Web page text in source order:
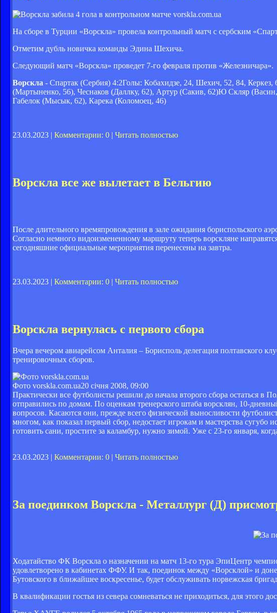
vorskla.com.ua
На сборе в Турции «Ворскла» провела контрольный матч с сербским
Отметим дубль новичка команды Эдина Шехича.
Следующий матч «Ворскла» проведет 7-го февраля против «Железничара».
Ворскла - Спартак (Сербия) 4:2Голы: Кобахидзе, 24, Шехич, 52, 84, Керкез,
(Мартыненко, 56), Чеснаков (Даллку, 62), Артур (Сакив, 62)Ю Скляр
Габелок (Мысык, 62), Карека (Коломоец, 46)
23.03.2023 | Комментарии: 0 | Читать полностью
Ворскла все же вылетает в Бельгию
После длительного времяпровождения в зале ожидания бориспольского
Согласно немного видоизмененному маршруту теперь ворскляне
сегодняшние официальные мероприятия перенесены на завтра.
23.03.2023 | Комментарии: 0 | Читать полностью
Ворскла вернулась с первого сбора
Вчера вечером авиарейсом Анталия – Борисполь делегация полтавского
тренировочных сборов.
Фото vorskla.com.ua20 січня 2008, 09:00
Практически все футболисты решили до начала второго сбора остаться
отправились по домам. По оценкам тренерского штаба ворсклян, 10-
вопросов. Касаются они, прежде всего физической выносливости
многом, как показал первый сбор, недостает игрокам и мастерства
готовить сани, простите за каламбур, нужно зимой. Уже с 23-го января,
23.03.2023 | Комментарии: 0 | Читать полностью
За поединком Ворскла - Металлург (Д)
Ходатайство ФК Ворскла о назначении на матч 13-го тура ЭпиЦентр
удовлетворено в кабинетах ФФУ. И так, поединок между «Ворсклой» и
Бутовского в ближайшее воскресенье, будет обслуживать норвежская
В квалификации гостья из севера сомневаться не приходиться, для этого